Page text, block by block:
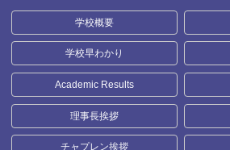
学校概要
学校早わかり
Academic Results
理事長挨拶
チャプレン挨拶